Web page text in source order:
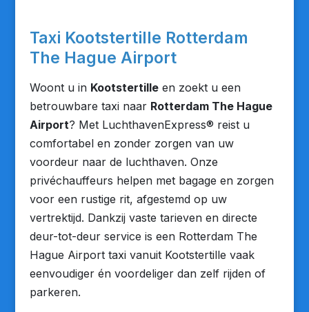
Taxi Kootstertille Rotterdam
The Hague Airport
Woont u in Kootstertilleen zoekt u een
betrouwbare taxi naar Rotterdam The Hague
Airport? Met LuchthavenExpress® reist u
comfortabel en zonder zorgen van uw
voordeur naar de luchthaven. Onze
privéchauffeurs helpen met bagage en zorgen
voor een rustige rit, afgestemd op uw
vertrektijd. Dankzij vaste tarieven en directe
deur-tot-deur service is een Rotterdam The
Hague Airport taxi vanuit Kootstertille vaak
eenvoudiger én voordeliger dan zelf rijden of
parkeren.